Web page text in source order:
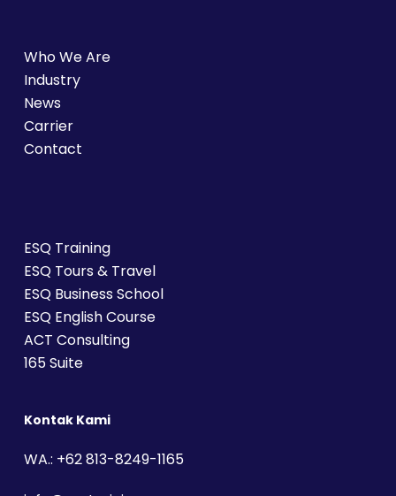
Who We Are
Industry
News
Carrier
Contact
ESQ Training
ESQ Tours & Travel
ESQ Business School
ESQ English Course
ACT Consulting
165 Suite
Kontak Kami
WA.: +62 813-8249-1165